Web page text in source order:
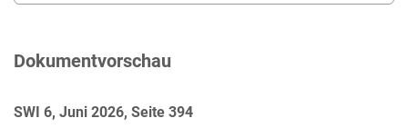
Dokumentvorschau
SWI 6, Juni 2026, Seite 394